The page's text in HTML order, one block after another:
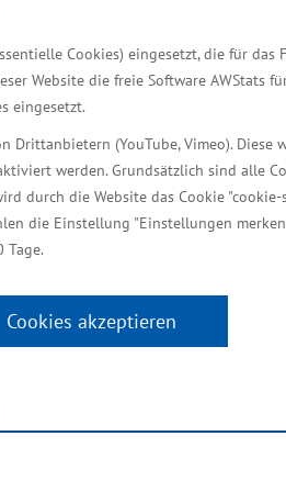
Cookies) eingesetzt, die für das
Website die freie Software AWStats
eingesetzt.
Drittanbietern (YouTube, Vimeo). Diese
werden. Grundsätzlich sind alle
durch die Website das Cookie "cookie-
die Einstellung "Einstellungen
Tage.
Cookies akzeptieren
ist
für
in Rostock die 21.
und gilt als
der diesjährigen Konferenz
Bedeutung der
unseres
Mit über 150.000
die